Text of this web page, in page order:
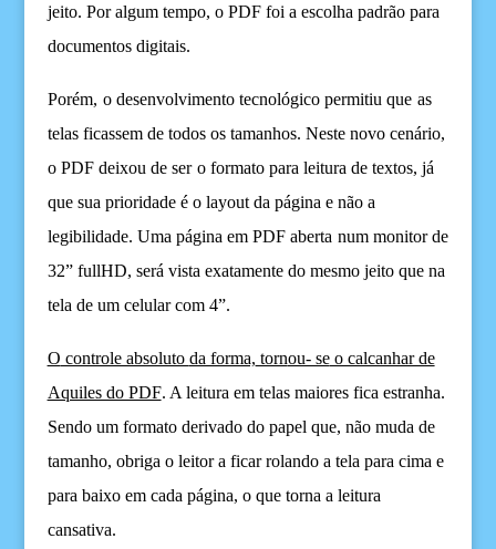
jeito. Poralgumtempo, o PDFfoi a escolha padrão para
documentos digitais.
Porém, o desenvolvimento tecnológico permitiu que as
telas ficassem de todos os tamanhos. Neste novo cenário,
oPDF deixou de ser oformato para leitura de textos, já
que sua prioridade é olayout da página e nãoa
legibilidade. Uma página em PDF aberta num monitor de
32” fullHD, será vista exatamente do mesmo jeito que na
tela de umcelular com 4”.
O controle absoluto da forma, tornou- seo calcanhar de
Aquiles do PDF. A leitura em telas maiores fica estranha.
Sendoum formato derivado do papel que, não muda de
tamanho, obriga o leitor a ficar rolando a tela para cima e
para baixo em cada página, o que torna a leitura
cansativa.